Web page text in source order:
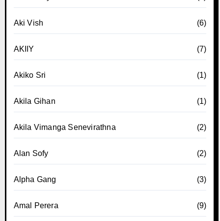
Aki Vish (6)
AKIIY (7)
Akiko Sri (1)
Akila Gihan (1)
Akila Vimanga Senevirathna (2)
Alan Sofy (2)
Alpha Gang (3)
Amal Perera (9)